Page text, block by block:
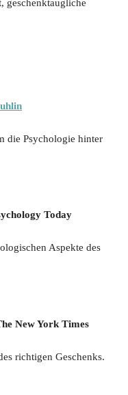
geschenktaugliche
die Psychologie hinter
Today
Aspekte des
New York Times
richtigen Geschenks.